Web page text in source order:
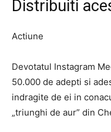
Distribuiti
Actiune
Devotatul Instagram
50.000 de adepti si
indragite de ei in
„triunghi de aur” din